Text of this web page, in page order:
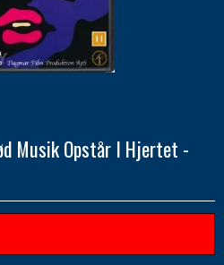
Musik Opstår I Hjertet -